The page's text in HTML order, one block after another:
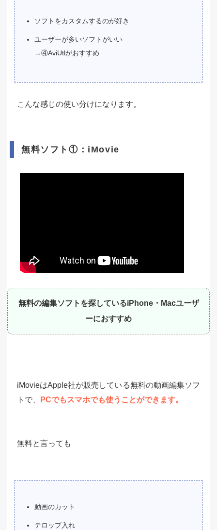
ソフトをカスタムするのが好き
ユーザーが多いソフトがいい
→④AviUtlがおすすめ
こんな感じの使い分けになります。
無料ソフト①：iMovie
無料の編集ソフトを探しているiPhone・Macユーザ
ーにおすすめ
iMovieはApple社が販売している無料の動画編集ソフ
トで、
PCでもスマホでも使うことができます。
無料と言っても
動画のカット
テロップ入れ